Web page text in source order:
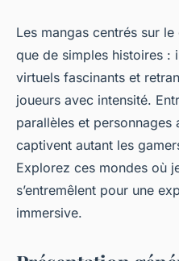
Le monde
gaming
absolument !
Raphaël•29 septembre 2025
Les mangas centrés sur
que de simples histoires :
virtuels fascinants et
joueurs avec intensité.
parallèles et personnages
captivent autant les
Explorez ces mondes où
s’entremêlent pour une
immersive.